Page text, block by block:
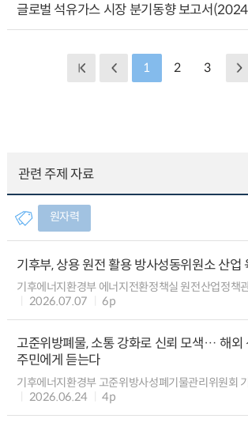
글로벌 석유가스 시장 분기동향 보고서
1 2 3
관련 주제 자료
원자력
기후부, 상용 원전 활용 방사성동위원소 산업
기후에너지환경부 에너지전환정책실 원전산업정책
2026.07.07
6p
고준위방폐물, 소통 강화로 신뢰 모색… 해외
주민에게 듣는다
기후에너지환경부 고준위방사성폐기물관리위원회
2026.06.24
4p